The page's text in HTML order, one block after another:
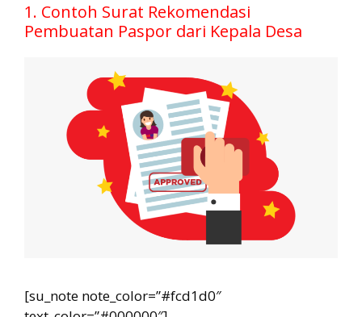
1. Contoh Surat Rekomendasi
Pembuatan Paspor dari Kepala Desa
[su_note note_color=”#fcd1d0″